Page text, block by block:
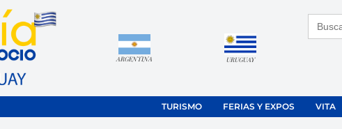
ARGENTINA URUGUAY
TURISMO FERIAS Y EXPOS VITA